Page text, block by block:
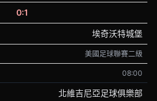
0:1
埃奇沃特城堡
美國足球聯賽二級
08:00
北維吉尼亞足球俱樂部